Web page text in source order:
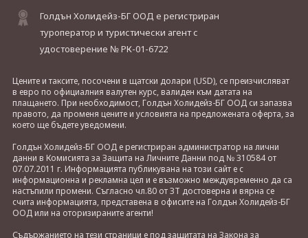
Голдън Холидейз-БГ ООД е регистриран
туроператор и туристически агент с
удостоверение № РК-01-6722
Цените и таксите, посочени в щатски долари (USD), се преизчисляват
в евро по официалния валутен курс, валиден към датата на
плащането. При необходимост, Голдън Холидейз-БГ ООД си запазва
правото, да променя цените и условията на предложената оферта, за
което ще бъдете уведомени.
Голдън Холидейз-БГ ООД е регистриран администратор на лични
данни в Комисията за Защита на Личните Данни под № 310584 от
07.07.2011 г. Информацията публикувана на този сайт е с
информационна и рекламна цел и е възможно междувременно да са
настъпили промени. Съгласно чл.80 от ЗТ достоверна и вярна се
счита информацията, представена в офисите на Голдън Холидейз-БГ
ООД или на оторизираните агенти!
Съдържанието на тези страници е под защитата на Закона за